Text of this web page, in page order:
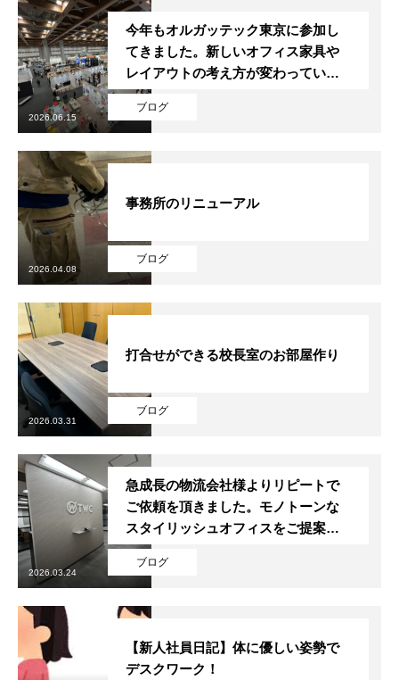
ブログ
今年もオルガッテック東京に参加し
てきました。新しいオフィス家具や
レイアウトの考え方が変わっていく
予感がします。
2026.06.15
ブログ
事務所のリニューアル
2026.04.08
ブログ
打合せができる校長室のお部屋作り
2026.03.31
ブログ
急成長の物流会社様よりリピートで
ご依頼を頂きました。モノトーンな
スタイリッシュオフィスをご提案さ
せていただきました。
2026.03.24
【新人社員日記】体に優しい姿勢で
デスクワーク！